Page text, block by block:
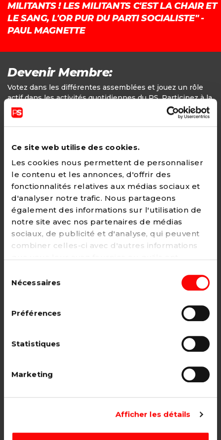
Ce site web utilise des cookies.
Les cookies nous permettent de personnaliser
le contenu et les annonces, d'offrir des
fonctionnalités relatives aux médias sociaux et
d'analyser notre trafic. Nous partageons
également des informations sur l'utilisation de
notre site avec nos partenaires de médias
sociaux, de publicité et d'analyse, qui peuvent
combiner celles-ci avec d'autres informations
services. Vous pouvez à tout moment modifier
politique
duNécessaires
Préférences
Statistiques
Marketing
Afficher les détails
MILITANTS ! LES MILITANTS C'EST LA CHAIR ET
LE SANG, L'OR PUR DU PARTI SOCIALISTE" -
PAUL MAGNETTE
Devenir Membre:
Votez dans les différentes assemblées et jouez un rôle
actif dans les activités quotidiennes du PS. Participez à la
définition des positions politiques.
24€ - Paiement annuel
CHOISIR →
Adhésion
2€ - Paiement mensuel
Adhésion étudiant, pensionné, en
Adhésion étudiant, pensionné, en